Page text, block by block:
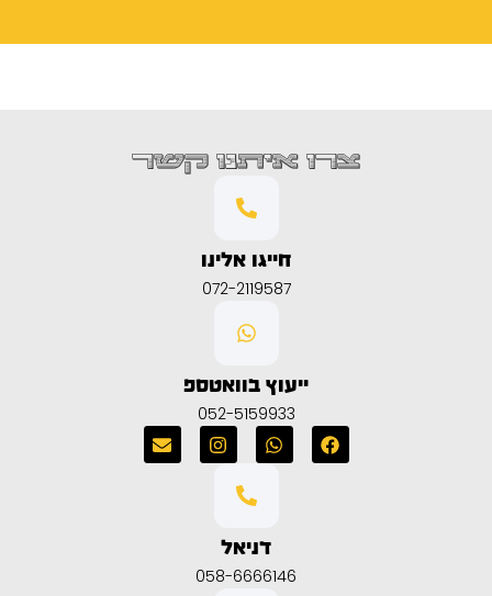
צרו איתנו קשר
חייגו אלינו
072-2119587
ייעוץ בוואטספ
052-5159933
דניאל
058-6666146